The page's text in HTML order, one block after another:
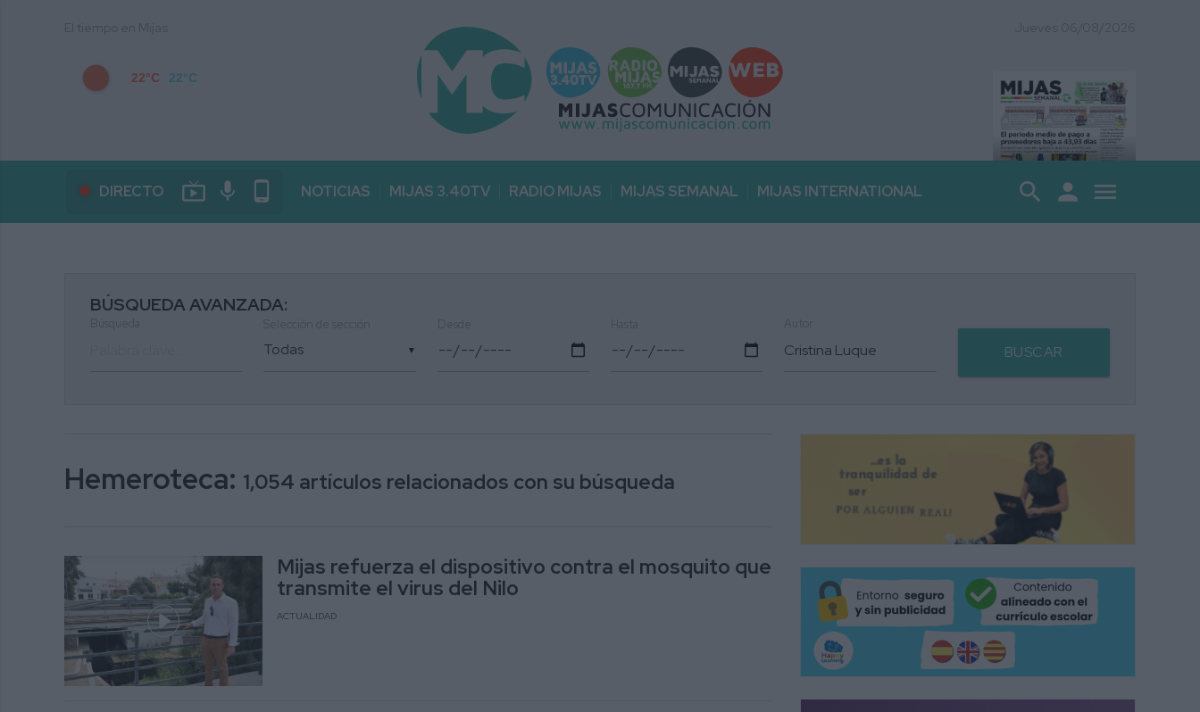
22°C 22°C
DIRECTO live_tv mic phone_android NOTICIAS MIJAS 3.40TV RADIO MIJAS MIJAS SEMANAL MIJAS INTERNATIONAL search person menu
BÚSQUEDA AVANZADA:
▼ BUSCAR
Hemeroteca: 1,054 artículos relacionados con su búsqueda
Mijas refuerza el dispositivo contra el mosquito que
transmite el virus del Nilo
ACTUALIDAD